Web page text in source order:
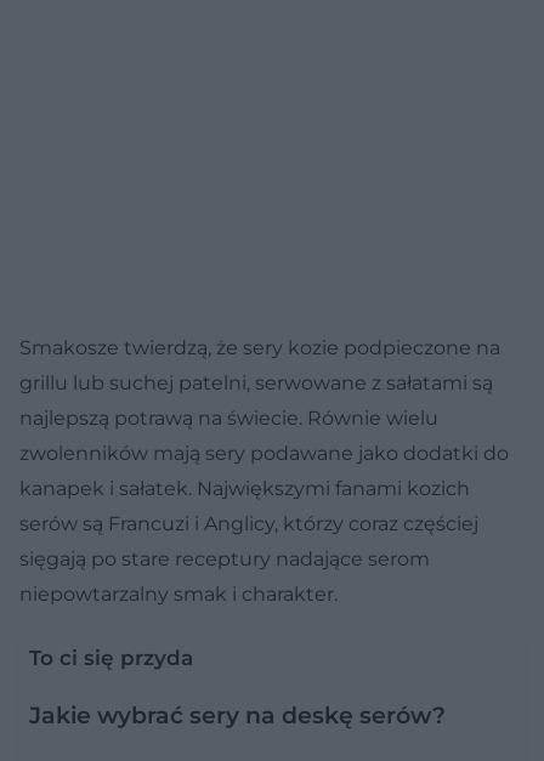
Smakosze twierdzą, że sery kozie podpieczone na
grillu lub suchej patelni, serwowane z sałatami są
najlepszą potrawą na świecie. Równie wielu
zwolenników mają sery podawane jako dodatki do
kanapek i sałatek. Największymi fanami kozich
serów są Francuzi i Anglicy, którzy coraz częściej
sięgają po stare receptury nadające serom
niepowtarzalny smak i charakter.
To ci się przyda
Jakie wybrać sery na deskę serów?